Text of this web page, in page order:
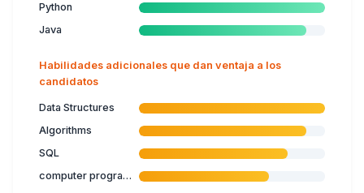
Python
Java
Habilidades adicionales que dan ventaja a los
candidatos
Data Structures
Algorithms
SQL
computer programming